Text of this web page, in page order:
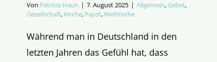
Von Patricia Haun | 7. August 2025 | Allgemein,Gebet,
Gesellschaft, Kirche, Papst,Weltkirche
Während man in Deutschland in den
letzten Jahren das Gefühl hat, dass